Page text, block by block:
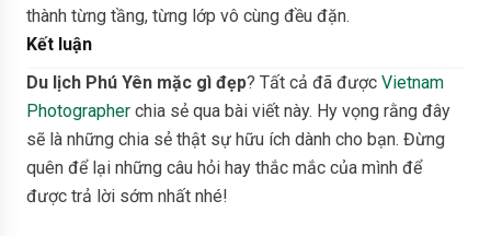
thành từng tầng, từng lớp vô cùng đều đặn.
Kết luận
Du lịch Phú Yên mặc gì đẹp? Tất cả đã được Vietnam
Photographer chia sẻ qua bài viết này. Hy vọng rằng đây
sẽ là những chia sẻ thật sự hữu ích dành cho bạn. Đừng
quên để lại những câu hỏi hay thắc mắc của mình để
được trả lời sớm nhất nhé!